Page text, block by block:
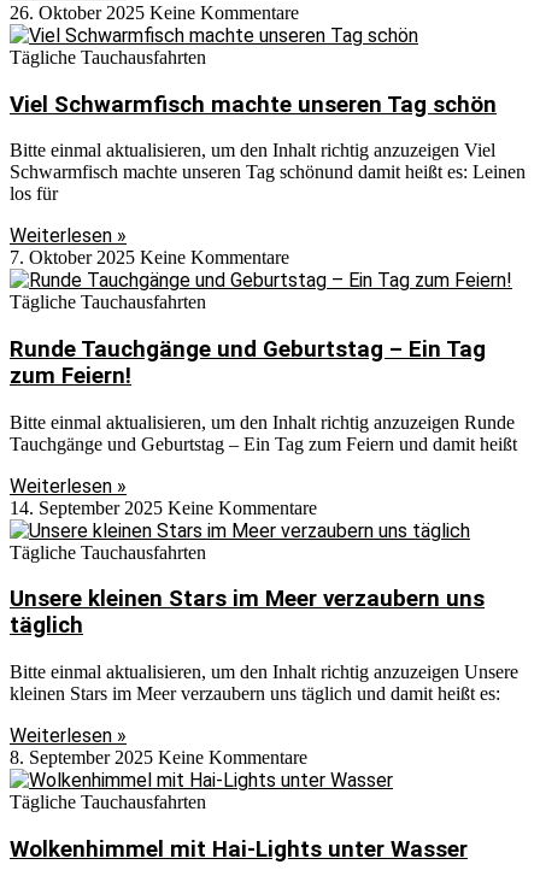
26. Oktober 2025 Keine Kommentare
Tägliche Tauchausfahrten
Viel Schwarmfisch machte unseren Tag schön
Bitte einmal aktualisieren, um den Inhalt richtig anzuzeigen Viel
Schwarmfisch machte unseren Tag schönund damit heißt es: Leinen
los für
Weiterlesen »
7. Oktober 2025 Keine Kommentare
Tägliche Tauchausfahrten
Runde Tauchgänge und Geburtstag – Ein Tag
zum Feiern!
Bitte einmal aktualisieren, um den Inhalt richtig anzuzeigen Runde
Tauchgänge und Geburtstag – Ein Tag zum Feiern und damit heißt
Weiterlesen »
14. September 2025 Keine Kommentare
Tägliche Tauchausfahrten
Unsere kleinen Stars im Meer verzaubern uns
täglich
Bitte einmal aktualisieren, um den Inhalt richtig anzuzeigen Unsere
kleinen Stars im Meer verzaubern uns täglich und damit heißt es:
Weiterlesen »
8. September 2025 Keine Kommentare
Tägliche Tauchausfahrten
Wolkenhimmel mit Hai-Lights unter Wasser